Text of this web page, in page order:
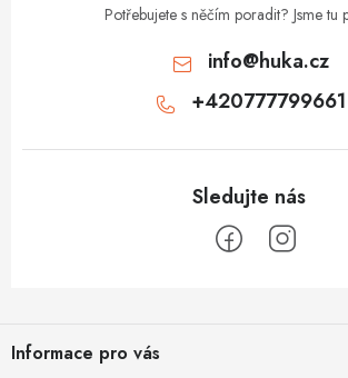
Potřebujete s něčím poradit? Jsme tu
info@huka.cz
+420777799661
pInformace pro vás